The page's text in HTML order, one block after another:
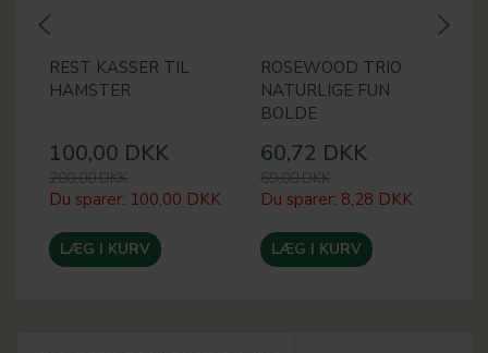
REST KASSER TIL
HAMSTER
100,00 DKK
200,00 DKK
Du sparer: 100,00 DKK
LÆG I KURV
ROSEWOOD TRIO
NATURLIGE FUN
BOLDE
60,72 DKK
69,00 DKK
Du sparer: 8,28 DKK
LÆG I KURV